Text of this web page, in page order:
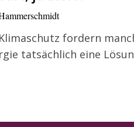
fordern
tatsächlich eine